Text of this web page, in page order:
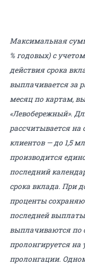
Максимальная
% годовых) с
действия срока
выплачивается за
месяц по картам,
«Левобережный».
рассчитывается на
клиентов — до 1,5
производится
последний
срока вклада. При
проценты
последней
выплачиваются по
пролонгируется
пролонгации.